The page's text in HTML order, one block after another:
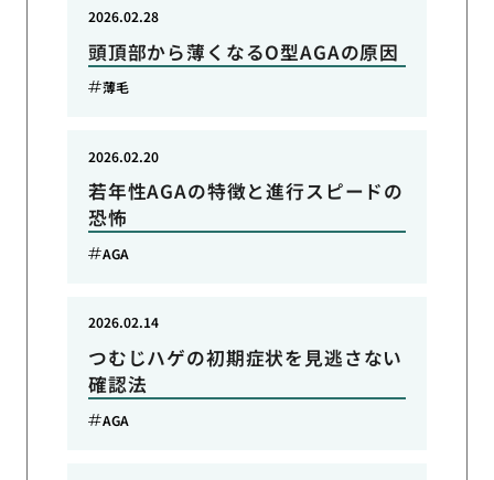
頭頂部から薄くなるO型AGAの原因
2026.02.28
薄毛
若年性AGAの特徴と進行スピードの
恐怖
2026.02.20
AGA
つむじハゲの初期症状を見逃さない
確認法
2026.02.14
AGA